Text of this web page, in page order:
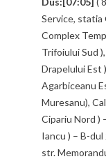
Service, statia
Complex
Trifoiului Sud
Drapelului Est
Agarbiceanu
Muresanu),
Cipariu Nord )
Iancu ) – B-
str.